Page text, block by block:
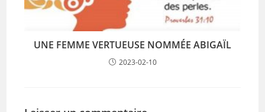
UNE FEMME VERTUEUSE NOMMÉE ABIGAÏL
2023-02-10